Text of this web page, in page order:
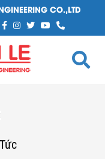
CO.,LTD